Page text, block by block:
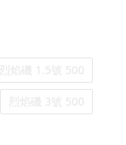
烈焰磯 1.5號 500
烈焰磯 3號 500